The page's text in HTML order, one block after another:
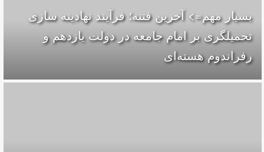
بسیار مهم=> آخرین فتنه؛ فرآیند نهادینه سازی
تحمیلگری بر امام جامعه در دولت یازدهم و
رفراندوم هسته‌ای